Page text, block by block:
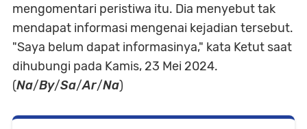
mengomentari peristiwa itu. Dia menyebut tak
mendapat informasi mengenai kejadian tersebut.
"Saya belum dapat informasinya," kata Ketut saat
dihubungi pada Kamis, 23 Mei 2024.
(Na/By/Sa/Ar/Na)